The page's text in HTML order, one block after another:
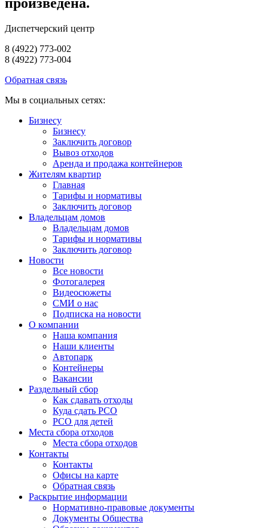
Диспетчерский центр
8 (4922) 773-002
8 (4922) 773-004
Обратная связь
Мы в социальных сетях:
Бизнесу
Бизнесу
Заключить договор
Вывоз отходов
Аренда и продажа контейнеров
Жителям квартир
Главная
Тарифы и нормативы
Заключить договор
Владельцам домов
Владельцам домов
Тарифы и нормативы
Заключить договор
Новости
Все новости
Фотогалерея
Видеосюжеты
СМИ о нас
Подписка на новости
О компании
Наша компания
Наши клиенты
Автопарк
Контейнеры
Вакансии
Раздельный сбор
Как сдавать отходы
Куда сдать РСО
РСО для детей
Места сбора отходов
Места сбора отходов
Контакты
Контакты
Офисы на карте
Обратная связь
Раскрытие информации
Нормативно-правовые документы
Документы Общества